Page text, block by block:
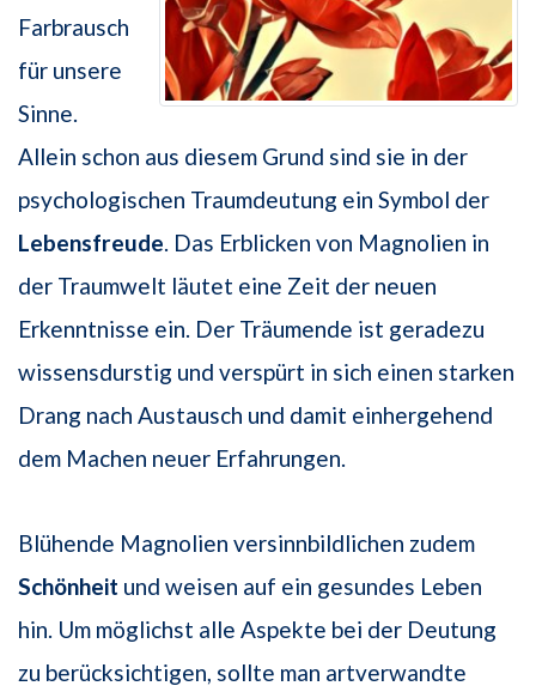
Farbrausch
für unsere
Sinne.
Allein schon aus diesem Grund sind sie in der
psychologischen Traumdeutung ein Symbol der
Lebensfreude. Das Erblicken von Magnolien in
der Traumwelt läutet eine Zeit der neuen
Erkenntnisse ein. Der Träumende ist geradezu
wissensdurstig und verspürt in sich einen starken
Drang nach Austausch und damit einhergehend
dem Machen neuer Erfahrungen.
Blühende Magnolien versinnbildlichen zudem
Schönheit und weisen auf ein gesundes Leben
hin. Um möglichst alle Aspekte bei der Deutung
zu berücksichtigen, sollte man artverwandte